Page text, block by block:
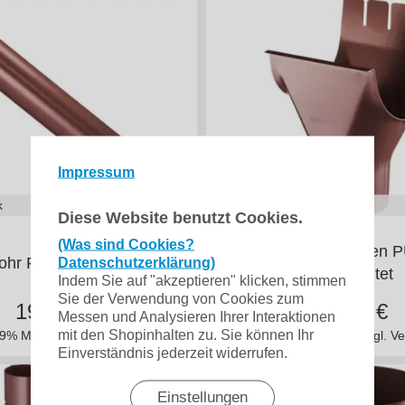
Impressum
Diese Website benutzt Cookies.
(Was sind Cookies?
Datenschutzerklärung)
Indem Sie auf "akzeptieren" klicken, stimmen
Sie der Verwendung von Cookies zum
Messen und Analysieren Ihrer Interaktionen
mit den Shopinhalten zu. Sie können Ihr
Einverständnis jederzeit widerrufen.
Einstellungen
150/100
PU beschichtet
MwSt.zzgl. Versand
19,29€
125/100
Ablaufstutzen
beschichtet
inkl. 19% MwSt. zzgl.
22,51 €